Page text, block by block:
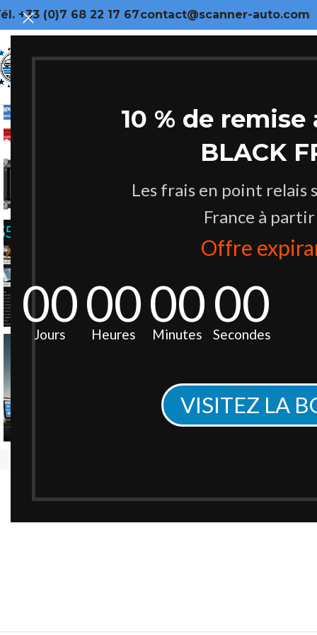
10 % de
BLACK
Les frais en point relais
France à
Offre
00
Jours
00
Heures
00
Minutes
00
Secondes
VISITEZ LA
+33 (0)7 68 22 17 67contact@scanner-auto.com
EN RU